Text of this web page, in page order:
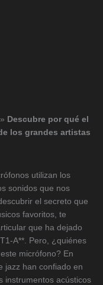
» Descubre por qué el
los grandes artistas
utilizan los
sonidos que nos
el secreto que
favoritos, te
que ha dejado
A**. Pero, ¿quiénes
micrófono? En
jazz han confiado en
instrumentos acústicos